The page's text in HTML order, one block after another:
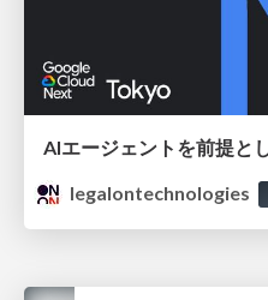
legalontechnologies